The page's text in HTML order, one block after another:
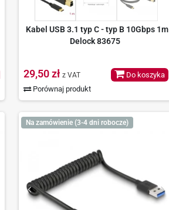
Kabel USB 3.1 typ C - typ B 10Gbps 1m
Delock 83675
29,50 zł z VAT
Porównaj produkt
Do koszyka
Na zamówienie (3-4 dni robocze)